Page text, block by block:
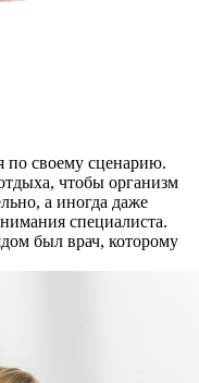
по своему сценарию.
чтобы организм
а иногда даже
специалиста.
был врач, которому